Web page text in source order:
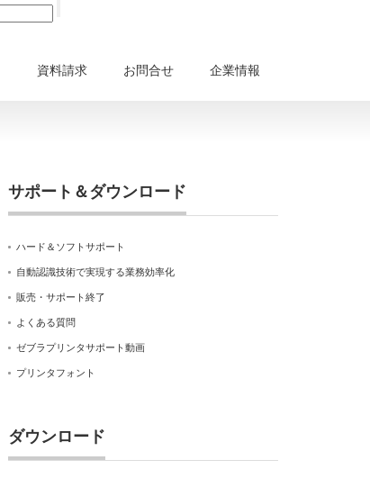
資料請求 お問合せ 企業情報
サポート＆ダウンロード
ハード＆ソフトサポート
自動認識技術で実現する業務効率化
販売・サポート終了
よくある質問
ゼブラプリンタサポート動画
プリンタフォント
ダウンロード